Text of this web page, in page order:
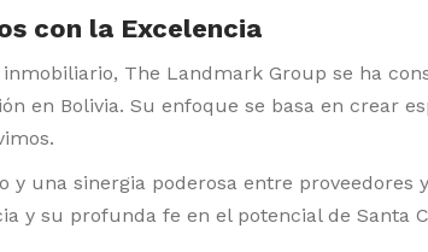
con la Excelencia
The Landmark Group se ha
en Bolivia. Su enfoque se basa en crear
una sinergia poderosa entre proveedores
y su profunda fe en el potencial de Santa